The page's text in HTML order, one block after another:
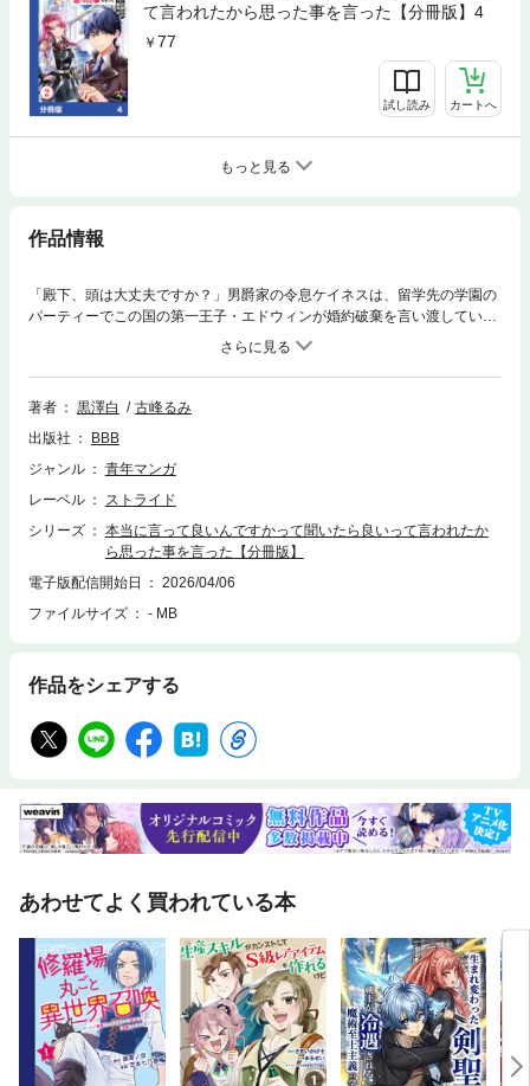
て言われたから思った事を言った【分冊版】4
77
試し読み カートへ
もっと見る
作品情報
「殿下、頭は大丈夫ですか？」男爵家の令息ケイネスは、留学先の学園の
パーティーでこの国の第一王子・エドウィンが婚約破棄を言い渡している
場面に遭遇！しかし関係も興味もなく、気にしていなかったのにエドウィ
ンから言いたいことがあるなら申せと言われ…。後で問題にならないよう
堅く念押しをした後に、本当に思っていることをケイネスがぶちまけたら
大騒動に発展!!ケイネスの婚約者、シルフィスタも参加したことで王子の
諸侯にまで飛び火して国を揺るがす大事態になってしまい…!?
著者 黒澤白
古峰るみ
出版社
BBB
ジャンル
青年マンガ
レーベル
ストライド
シリーズ
本当に言って良いんですかって聞いたら良いって言われたか
ら思った事を言った【分冊版】
電子版配信開始日
2026/04/06
ファイルサイズ
- MB
作品をシェアする
あわせてよく買われている本